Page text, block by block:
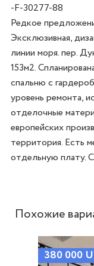
-F-30277-88
Редкое
Эксклюзивная,
линии моря. пер.
153м2.
спальню с
уровень ремонта,
отделочные
европейских
территория. Есть
отдельную плату.
Похожие
380 000